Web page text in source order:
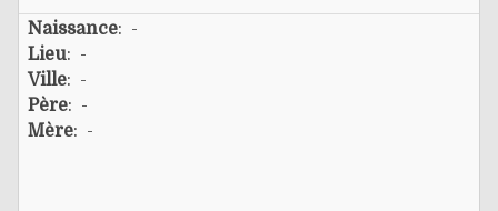
Naissance: -
Lieu: -
Ville: -
Père: -
Mère: -